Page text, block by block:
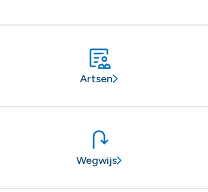
Artsen
Wegwijs